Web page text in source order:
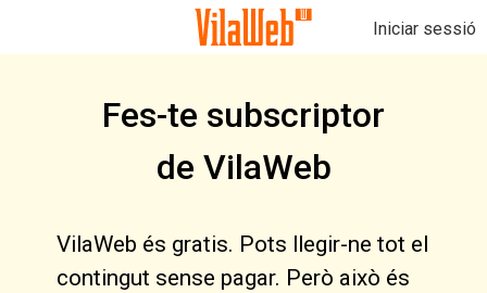
Iniciar sessió
Fes-te subscriptor
de VilaWeb
VilaWeb és gratis. Pots llegir-ne tot el
contingut sense pagar. Però això és